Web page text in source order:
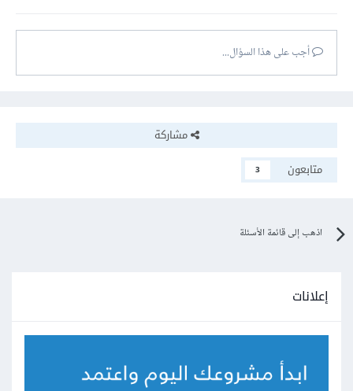
أجب على هذا السؤال...
مشاركة
متابعون
3
اذهب إلى قائمة الأسئلة
إعلانات